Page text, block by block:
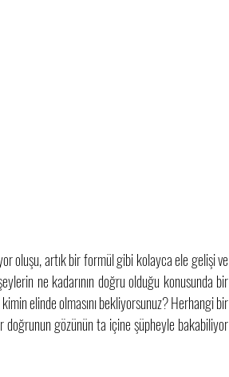
oluşu, artık bir formül gibi kolayca ele gelişi ve
ne kadarının doğru olduğu konusunda bir
elinde olmasını bekliyorsunuz? Herhangi bir
gözünün ta içine şüpheyle bakabiliyor